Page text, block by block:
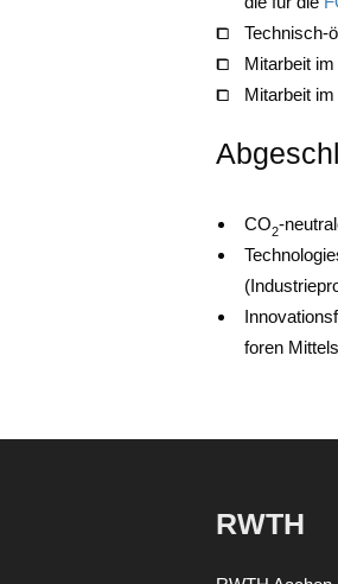
Tech­nisch-
Mit­ar­beit
Mit­ar­beit
CO2-
fo­ren
RWTH